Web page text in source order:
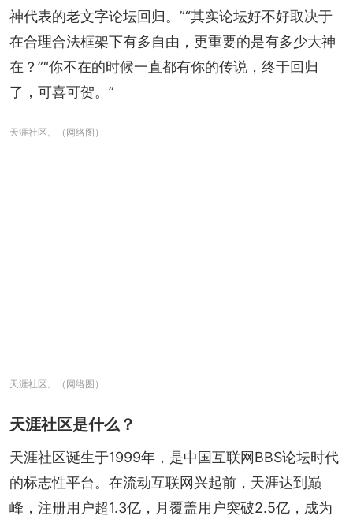
神代表的老文字论坛回归。”“其实论坛好不好取决于
在合理合法框架下有多自由，更重要的是有多少大神
在？”“你不在的时候一直都有你的传说，终于回归
了，可喜可贺。”
天涯社区。（网络图）
天涯社区。（网络图）
天涯社区是什么？
天涯社区诞生于1999年，是中国互联网BBS论坛时代
的标志性平台。在流动互联网兴起前，天涯达到巅
峰，注册用户超1.3亿，月覆盖用户突破2.5亿，成为